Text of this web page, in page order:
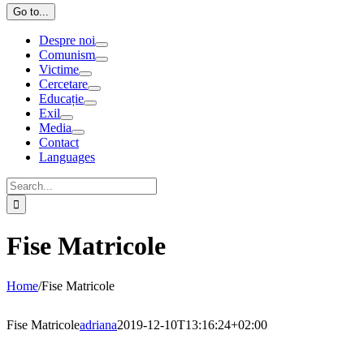
Go to...
Despre noi
Comunism
Victime
Cercetare
Educație
Exil
Media
Contact
Languages
Search
for:
Fise Matricole
Home/Fise Matricole
Fise Matricoleadriana2019-12-10T13:16:24+02:00